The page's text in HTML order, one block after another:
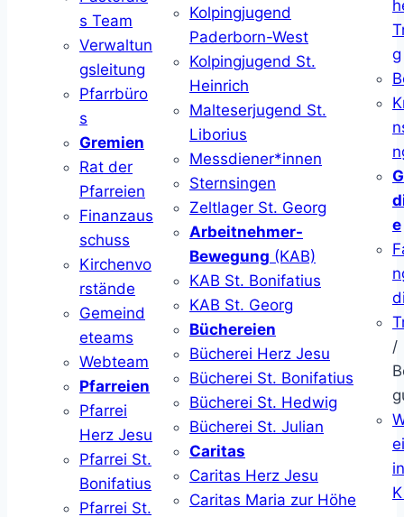
s Team
Verwaltun
gsleitung
Pfarrbüro
s
Gremien
Rat der
Pfarreien
Finanzaus
schuss
Kirchenvo
rstände
Gemeind
eteams
Webteam
Pfarreien
Pfarrei
Herz Jesu
Pfarrei St.
Bonifatius
Pfarrei St.
Kolpingjugend
Paderborn-West
Kolpingjugend St.
Heinrich
Malteserjugend St.
Liborius
Messdiener*innen
Sternsingen
Zeltlager St. Georg
Arbeitnehmer-
Bewegung (KAB)
KAB St. Bonifatius
KAB St. Georg
Büchereien
Bücherei Herz Jesu
Bücherei St. Bonifatius
Bücherei St. Hedwig
Bücherei St. Julian
Caritas
Caritas Herz Jesu
Caritas Maria zur Höhe
g
e
/